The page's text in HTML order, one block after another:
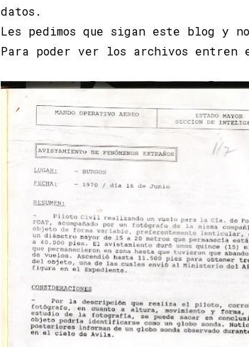
datos.
Les pedimos que sigan este blog y
Para poder ver los archivos